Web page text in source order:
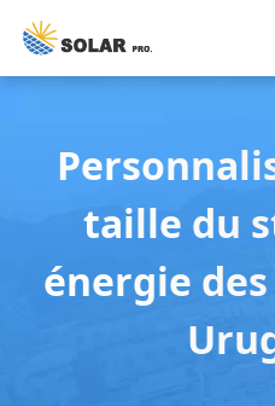
taille du
énergie